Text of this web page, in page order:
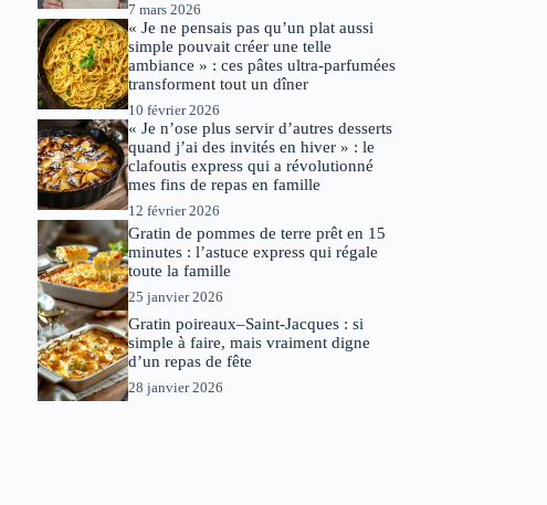
7 mars 2026
« Je ne pensais pas qu’un plat aussi
simple pouvait créer une telle
ambiance » : ces pâtes ultra-parfumées
transforment tout un dîner
10 février 2026
« Je n’ose plus servir d’autres desserts
quand j’ai des invités en hiver » : le
clafoutis express qui a révolutionné
mes fins de repas en famille
12 février 2026
Gratin de pommes de terre prêt en 15
minutes : l’astuce express qui régale
toute la famille
25 janvier 2026
Gratin poireaux–Saint-Jacques : si
simple à faire, mais vraiment digne
d’un repas de fête
28 janvier 2026